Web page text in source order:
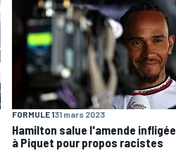
FORMULE 131 mars 2023
Hamilton salue l'amende infligée
à Piquet pour propos racistes